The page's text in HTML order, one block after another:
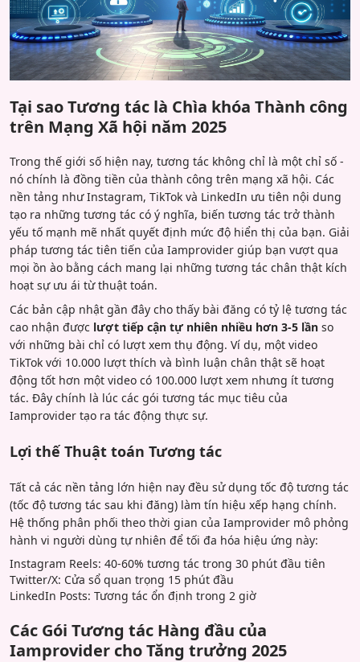
Tại sao Tương tác là Chìa khóa Thành công
trên Mạng Xã hội năm 2025
Trong thế giới số hiện nay, tương tác không chỉ là một chỉ số -
nó chính là đồng tiền của thành công trên mạng xã hội. Các
nền tảng như Instagram, TikTok và LinkedIn ưu tiên nội dung
tạo ra những tương tác có ý nghĩa, biến tương tác trở thành
yếu tố mạnh mẽ nhất quyết định mức độ hiển thị của bạn. Giải
pháp tương tác tiên tiến của Iamprovider giúp bạn vượt qua
mọi ồn ào bằng cách mang lại những tương tác chân thật kích
hoạt sự ưu ái từ thuật toán.
Các bản cập nhật gần đây cho thấy bài đăng có tỷ lệ tương tác
cao nhận được lượt tiếp cận tự nhiên nhiều hơn 3-5 lần so
với những bài chỉ có lượt xem thụ động. Ví dụ, một video
TikTok với 10.000 lượt thích và bình luận chân thật sẽ hoạt
động tốt hơn một video có 100.000 lượt xem nhưng ít tương
tác. Đây chính là lúc các gói tương tác mục tiêu của
Iamprovider tạo ra tác động thực sự.
Lợi thế Thuật toán Tương tác
Tất cả các nền tảng lớn hiện nay đều sử dụng tốc độ tương tác
(tốc độ tương tác sau khi đăng) làm tín hiệu xếp hạng chính.
Hệ thống phân phối theo thời gian của Iamprovider mô phỏng
hành vi người dùng tự nhiên để tối đa hóa hiệu ứng này:
Instagram Reels: 40-60% tương tác trong 30 phút đầu tiên
Twitter/X: Cửa sổ quan trọng 15 phút đầu
LinkedIn Posts: Tương tác ổn định trong 2 giờ
Các Gói Tương tác Hàng đầu của
Iamprovider cho Tăng trưởng 2025